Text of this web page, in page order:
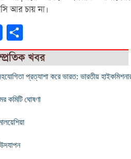
আর চায় না।
খবর
সহযোগিতা প্রত্যাশা করে ভারত: ভারতীয়
কমিটি ঘোষণা